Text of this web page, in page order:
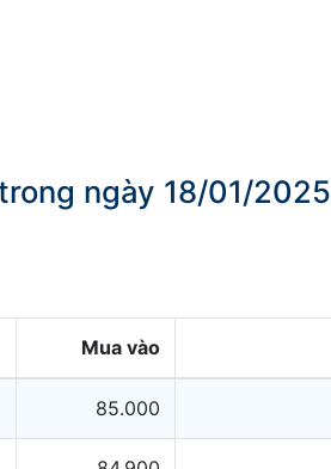
ngày 18/01/2025
Mua vào
85.000